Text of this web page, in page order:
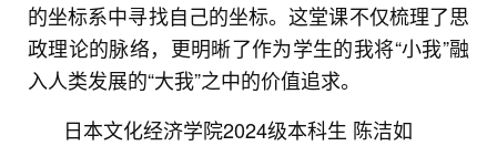
的坐标系中寻找自己的坐标。这堂课不仅梳理了思
政理论的脉络，更明晰了作为学生的我将“小我”融
入人类发展的“大我”之中的价值追求。
日本文化经济学院2024级本科生 陈洁如